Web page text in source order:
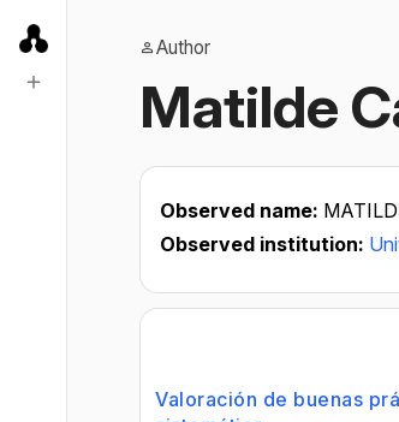
Author
Matilde
Observed name:
Observed institution:
Valoración de buenas